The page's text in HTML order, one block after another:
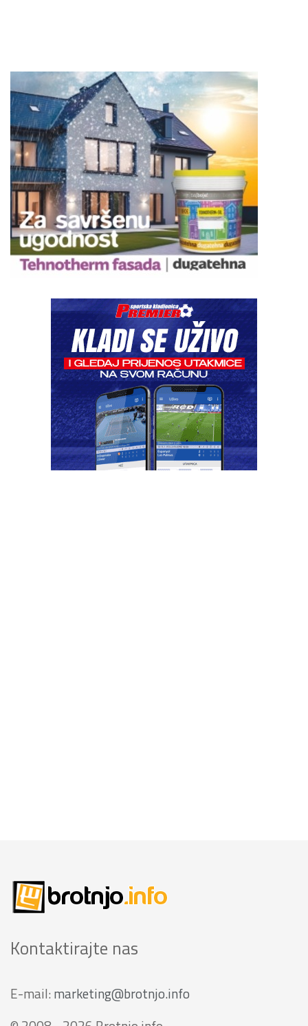
Kontaktirajte nas
E-mail: marketing@brotnjo.info